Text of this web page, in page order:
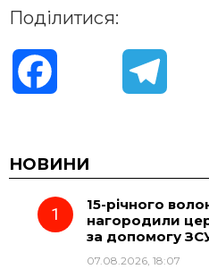
Поділитися:
c
e e
НОВИНИ
15-річного
нагородили
за допомогу
07.08.2026, 18:07